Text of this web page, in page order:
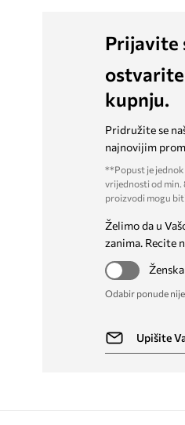
Prijavite
ostvarite
kupnju.
Pridružite se
najnovijim
**Popust je
vrijednosti od min.
proizvodi mogu
Želimo da u
zanima. Recite
Odabir ponude